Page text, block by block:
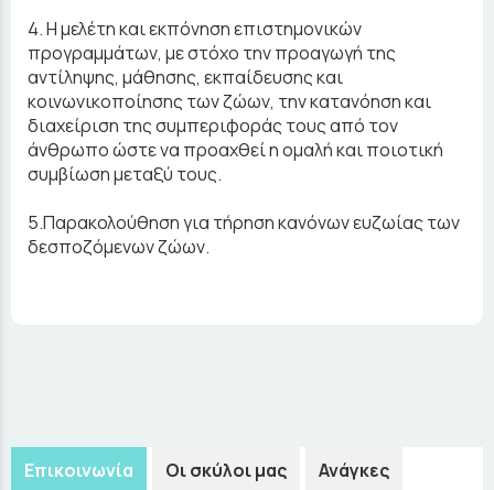
4. Η μελέτη και εκπόνηση επιστημονικών
προγραμμάτων, με στόχο την προαγωγή της
αντίληψης, μάθησης, εκπαίδευσης και
κοινωνικοποίησης των ζώων, την κατανόηση και
διαχείριση της συμπεριφοράς τους από τον
άνθρωπο ώστε να προαχθεί η ομαλή και ποιοτική
συμβίωση μεταξύ τους.
5.Παρακολούθηση για τήρηση κανόνων ευζωίας των
δεσποζόμενων ζώων.
Επικοινωνία Οι σκύλοι μας
Ανάγκες